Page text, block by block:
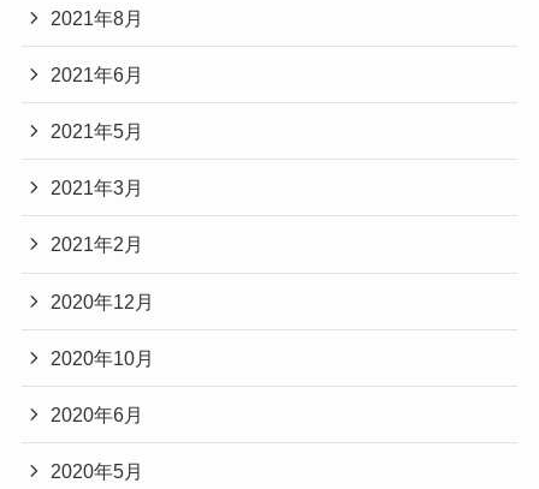
2021年8月
2021年6月
2021年5月
2021年3月
2021年2月
2020年12月
2020年10月
2020年6月
2020年5月